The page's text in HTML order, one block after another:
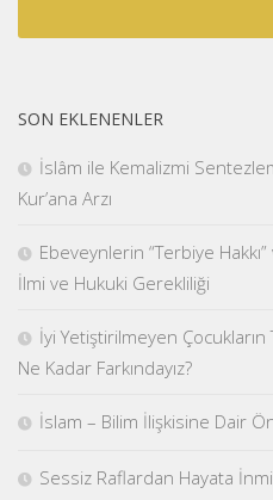
SON EKLENENLER
İslâm ile Kemalizmi
Kur’ana Arzı
Ebeveynlerin “Terbiye Hakkı”
İlmi ve Hukuki Gerekliliği
İyi Yetiştirilmeyen
Ne Kadar Farkındayız?
İslam – Bilim İlişkisine Dair
Sessiz Raflardan Hayata